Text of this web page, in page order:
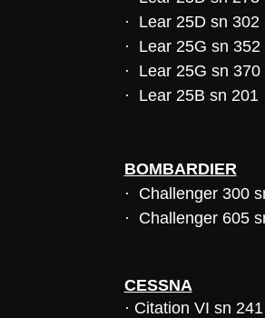
· Lear 25D sn 302
· Lear 25G sn 352
· Lear 25G sn 370
· Lear 25B sn 201
BOMBARDIER
· Challenger 300
· Challenger 605
CESSNA
· Citation VI sn 241